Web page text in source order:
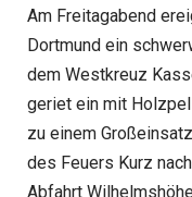
Am Freitagabend
Dortmund ein
dem Westkreuz
geriet ein mit
zu einem
des Feuers Kurz
Abfahrt